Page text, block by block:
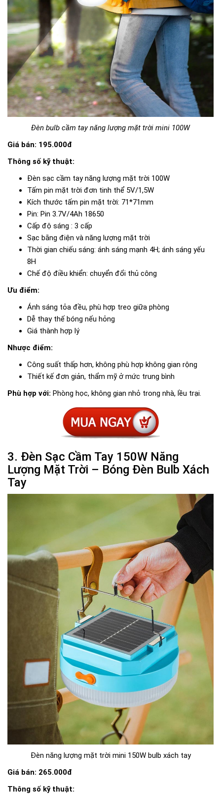
Đèn bulb cầm tay năng lượng mặt trời mini 100W
Giá bán: 195.000đ
Thông số kỹ thuật:
Đèn sạc cầm tay năng lượng mặt trời 100W
Tấm pin mặt trời đơn tinh thể 5V/1,5W
Kích thước tấm pin mặt trời: 71*71mm
Pin: Pin 3.7V/4Ah 18650
Cấp độ sáng : 3 cấp
Sạc bằng điện và năng lượng mặt trời
Thời gian chiếu sáng: ánh sáng mạnh 4H; ánh sáng yếu
8H
Chế độ điều khiển: chuyển đổi thủ công
Ưu điểm:
Ánh sáng tỏa đều, phù hợp treo giữa phòng
Dễ thay thế bóng nếu hỏng
Giá thành hợp lý
Nhược điểm:
Công suất thấp hơn, không phù hợp không gian rộng
Thiết kế đơn giản, thẩm mỹ ở mức trung bình
Phù hợp với: Phòng học, không gian nhỏ trong nhà, lều trại.
3. Đèn Sạc Cầm Tay 150W Năng
Lượng Mặt Trời – Bóng Đèn Bulb Xách
Tay
Đèn năng lượng mặt trời mini 150W bulb xách tay
Giá bán: 265.000đ
Thông số kỹ thuật: